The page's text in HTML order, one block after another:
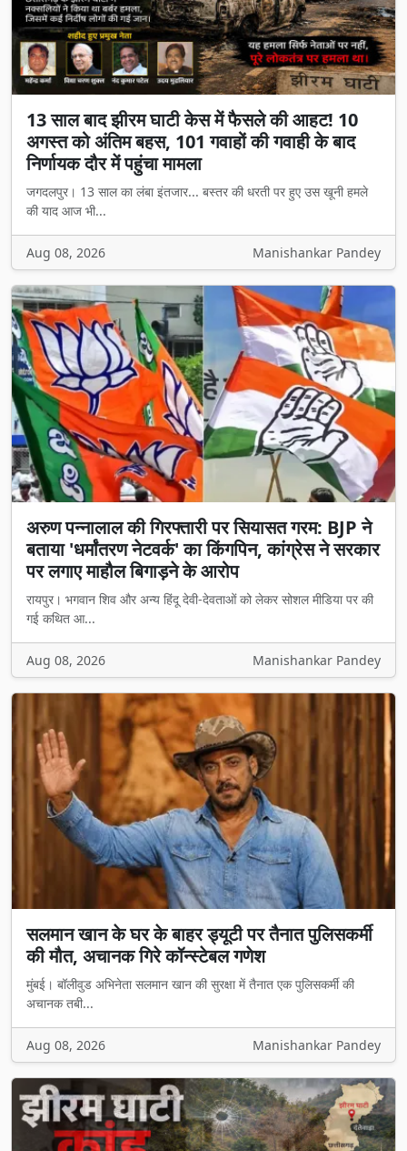
13 साल बाद झीरम घाटी केस में फैसले की आहट! 10
अगस्त को अंतिम बहस, 101 गवाहों की गवाही के बाद
निर्णायक दौर में पहुंचा मामला
जगदलपुर। 13 साल का लंबा इंतजार... बस्तर की धरती पर हुए उस खूनी हमले
की याद आज भी...
Aug 08, 2026 Manishankar Pandey
अरुण पन्नालाल की गिरफ्तारी पर सियासत गरम: BJP ने
बताया 'धर्मांतरण नेटवर्क' का किंगपिन, कांग्रेस ने सरकार
पर लगाए माहौल बिगाड़ने के आरोप
रायपुर। भगवान शिव और अन्य हिंदू देवी-देवताओं को लेकर सोशल मीडिया पर की
गई कथित आ...
Aug 08, 2026 Manishankar Pandey
सलमान खान के घर के बाहर ड्यूटी पर तैनात पुलिसकर्मी
की मौत, अचानक गिरे कॉन्स्टेबल गणेश
मुंबई। बॉलीवुड अभिनेता सलमान खान की सुरक्षा में तैनात एक पुलिसकर्मी की
अचानक तबी...
Aug 08, 2026 Manishankar Pandey